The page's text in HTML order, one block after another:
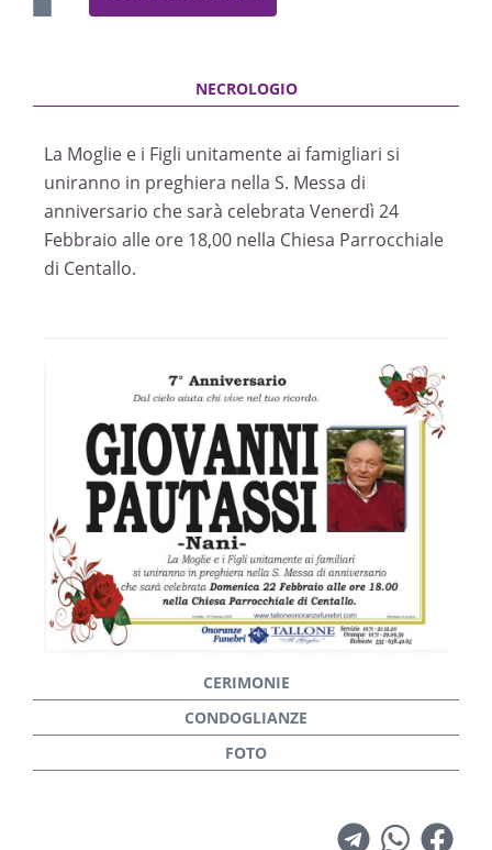
La Moglie e i Figli unitamente ai famigliari si
uniranno in preghiera nella S. Messa di
anniversario che sarà celebrata Venerdì 24
Febbraio alle ore 18,00 nella Chiesa Parrocchiale
di Centallo.